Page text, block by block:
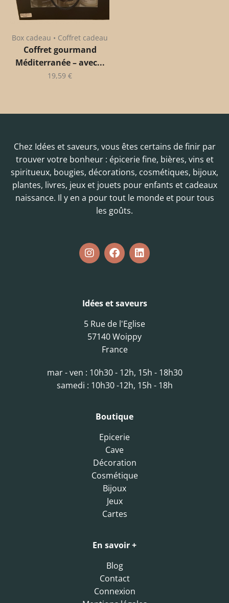
Box cadeau • Coffret cadeau
Coffret gourmand
Méditerranée – avec...
19,59 €
Chez Idées et saveurs, vous êtes certains de finir par
trouver votre bonheur : épicerie fine, bières, vins et
spiritueux, bougies, décorations, cosmétiques, bijoux,
plantes, livres, jeux et jouets pour enfants et cadeaux
naissance. Il y en a pour tout le monde et pour tous
les goûts.
Idées et saveurs
5 Rue de l'Eglise
57140 Woippy
France
mar - ven : 10h30 - 12h, 15h - 18h30
samedi : 10h30 -12h, 15h - 18h
Boutique
Epicerie
Cave
Décoration
Cosmétique
Bijoux
Jeux
Cartes
En savoir +
Blog
Contact
Connexion